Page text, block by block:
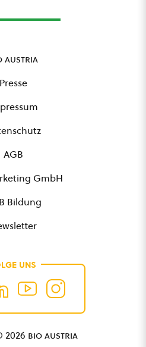
austria
Presse
AGB
GmbH
Bildung
UNS
2026 bio austria